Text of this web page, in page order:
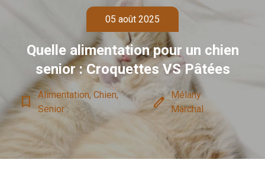
05 août 2025
Quelle alimentation pour un chien
senior : Croquettes VS Pâtées
bookmark_border
Alimentation, Chien,
Senior
edit Mélany
Marchal